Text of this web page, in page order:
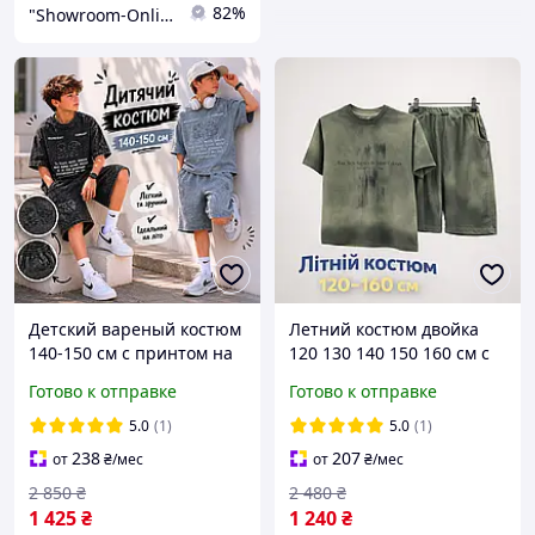
"Showroom-Online": Тысячи образов – один клик! 82%
Детский вареный костюм
140-150 см с принтом на
летние спортивные
повседневные комплекты
с шортами для детей
Готово к отправке
5.0 (1)
от238₴/мес
1 425₴
2 850 ₴
Летний костюм двойка
120 130 140 150 160 см с
подростку, легкие
спортивные комплекты с
шортами для детей
Готово к отправке
5.0 (1)
от207₴/мес
1 240₴
2 480 ₴